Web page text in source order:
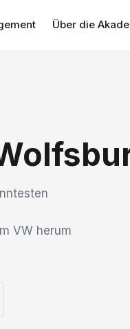
Über die
VW herum